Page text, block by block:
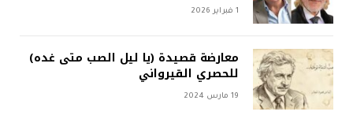
1 فبراير 2026
معارضة قصيدة (يا ليل الصب متى غده)
للحصري القيرواني
19 مارس 2024